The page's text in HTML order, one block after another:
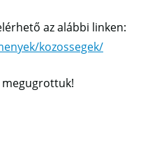
az alábbi linken:
kozossegek/
megugrottuk!